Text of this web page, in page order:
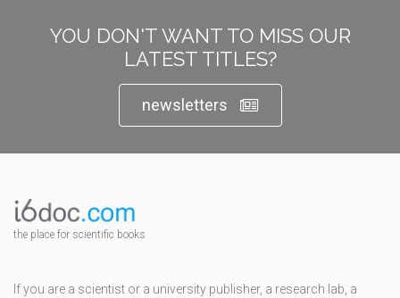
YOU DON'T WANT TO MISS OUR
LATEST TITLES?
newsletters
the place for scientific books
If you are a scientist or a university publisher, a research lab, a